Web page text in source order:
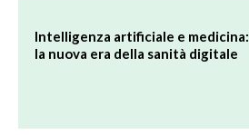
Intelligenza artificiale e medicina:
la nuova era della sanità digitale